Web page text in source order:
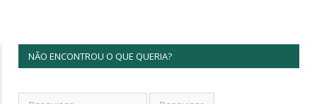
NÃO ENCONTROU O QUE QUERIA?